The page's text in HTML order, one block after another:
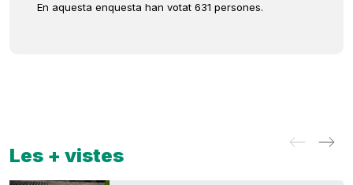
En aquesta enquesta han votat 631 persones.
Les + vistes